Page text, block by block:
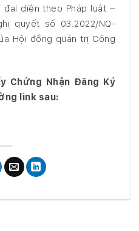
đại diện theo Pháp luật –
quyết số 03.2022/NQ-
Hội đồng quản trị Công
Chứng Nhận Đăng Ký
link sau: